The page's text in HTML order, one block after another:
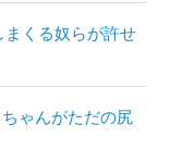
くる奴らが許せ
ゃんがただの尻